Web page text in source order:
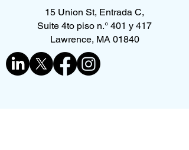
15 Union St, Entrada C,
Suite 4to piso n.° 401 y 417
Lawrence, MA 01840